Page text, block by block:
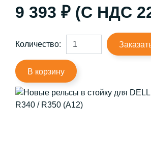
9 393 ₽ (С НДС
Количество:
В корзину